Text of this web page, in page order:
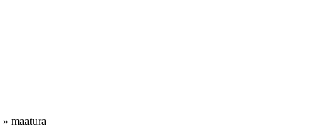
» maatura